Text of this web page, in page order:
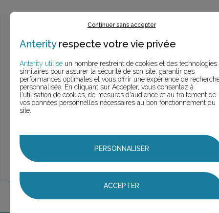
Ce n’est pas exactement ce que je recherche
> Voir larecherche approfondie
> Voir larecherche personnalisée
marquetrouvée
Continuer sans accepter
Anterityrespecte votre vie privée
Anterity utilise un nombre restreint de cookies et des technologies
similaires pour assurer la sécurité de son site, garantir des
performances optimales et vous offrir une expérience de
personnalisée. En cliquant sur Accepter, vous consentez à
l'utilisation de cookies, de mesures d'audience et au traitement de
vos données personnelles nécessaires au bon fonctionnement du
site.
PERSONNALISER
ACCEPTER